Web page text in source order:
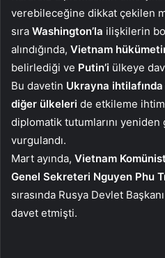
verebileceğine dikkat çekilen
sıra Washington’la ilişkilerin
alındığında, Vietnam
belirlediği ve Putin’i ülkeye
Bu davetin Ukrayna
diğer ülkeleri de etkileme
diplomatik tutumlarını
vurgulandı.
Mart ayında, Vietnam
Genel Sekreteri Nguyen Phu
sırasında Rusya Devlet
davet etmişti.